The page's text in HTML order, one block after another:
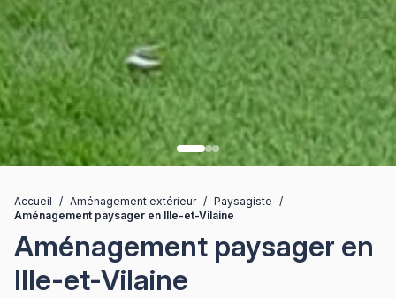
Accueil / Aménagement extérieur / Paysagiste
/
Aménagement paysager en Ille-et-Vilaine
Aménagement paysager en
Ille-et-Vilaine